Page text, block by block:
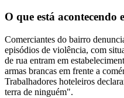
O que está acontecendo
Comerciantes do bairro
episódios de violência, com
de rua entram em
armas brancas em frente a
Trabalhadores hoteleiros
terra de ninguém".